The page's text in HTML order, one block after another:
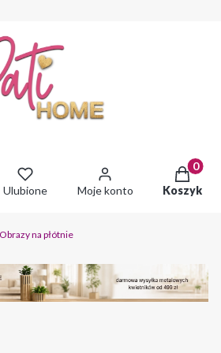
Ulubione Moje konto Koszyk
Obrazy na płótnie